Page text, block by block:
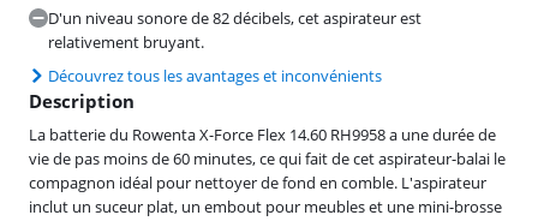
D'un niveau sonore de 82 décibels, cet aspirateur est
relativement bruyant.
Découvrez tous les avantages et inconvénients
Description
La batterie du Rowenta X-Force Flex 14.60 RH9958 a une durée de
vie de pas moins de 60 minutes, ce qui fait de cet aspirateur-balai le
compagnon idéal pour nettoyer de fond en comble. L'aspirateur
inclut un suceur plat, un embout pour meubles et une mini-brosse